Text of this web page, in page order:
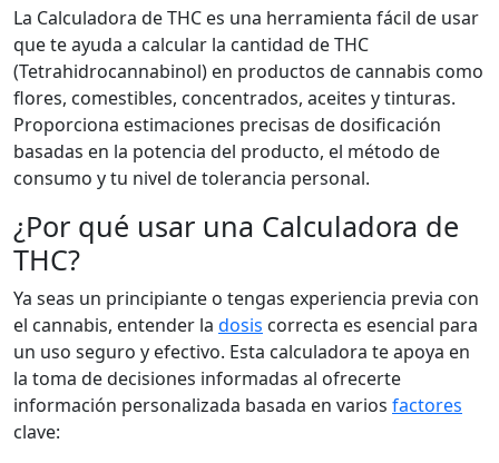
La Calculadora de THC es una herramienta fácil de usar
que te ayuda a calcular la cantidad de THC
(Tetrahidrocannabinol) en productos de cannabis como
flores, comestibles, concentrados, aceites y tinturas.
Proporciona estimaciones precisas de dosificación
basadas en la potencia del producto, el método de
consumo y tu nivel de tolerancia personal.
¿Por qué usar una Calculadora de
THC?
Ya seas un principiante o tengas experiencia previa con
el cannabis, entender la dosis correcta es esencial para
un uso seguro y efectivo. Esta calculadora te apoya en
la toma de decisiones informadas al ofrecerte
información personalizada basada en varios factores
clave: